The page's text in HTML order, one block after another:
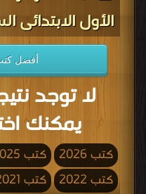
الأول الابتدائى
أفضل
لا توجد
يمكنك
كتب 2026 كتب 2025
كتب 2022
كتب 2021